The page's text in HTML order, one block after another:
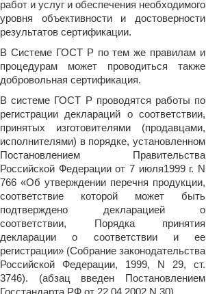
работ и услуг и обеспечения необходимого
уровня объективности и достоверности
результатов сертификации.
В Системе ГОСТ Р по тем же правилам и
процедурам может проводиться также
добровольная сертификация.
В системе ГОСТ Р проводятся работы по
регистрации деклараций о соответствии,
принятых изготовителями (продавцами,
исполнителями) в порядке, установленном
Постановлением Правительства
Российской Федерации от 7 июля1999 г. N
766 «Об утверждении перечня продукции,
соответствие которой может быть
подтверждено декларацией о
соответствии, Порядка принятия
декларации о соответствии и ее
регистрации» (Собрание законодательства
Российской Федерации, 1999, N 29, ст.
3746). (абзац введен Постановлением
Госстандарта РФ от 22.04.2002 N 30)